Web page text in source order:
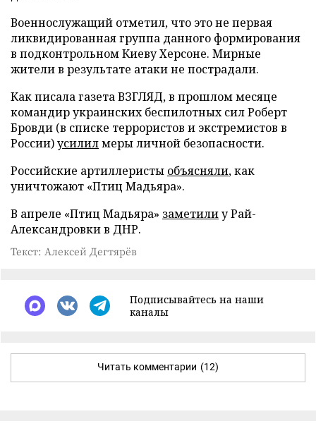
Военнослужащий отметил, что это не первая
ликвидированная группа данного формирования
в подконтрольном Киеву Херсоне. Мирные
жители в результате атаки не пострадали.
Как писала газета ВЗГЛЯД, в прошлом месяце
командир украинских беспилотных сил Роберт
Бровди (в списке террористов и экстремистов в
России)усилилмеры личной безопасности.
Российские артиллеристы объясняли, как
уничтожают «Птиц Мадьяра».
В апреле «Птиц Мадьяра» заметилиу Рай-
Александровки в ДНР.
Текст: Алексей Дегтярёв
Подписывайтесь на наши
каналы
Читать комментарии (12)